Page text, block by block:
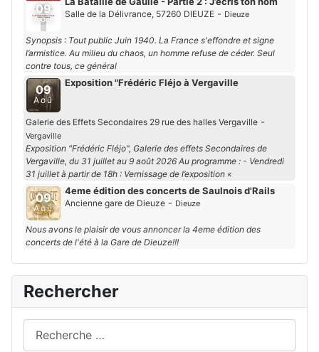
09
Aoû Salle de la Délivrance, 57260 DIEUZE - Dieuze
Synopsis : Tout public Juin 1940. La France s'effondre et signe
l’armistice. Au milieu du chaos, un homme refuse de céder. Seul
contre tous, ce général
09
Aoû
Exposition "Frédéric Fléjo à Vergaville
Galerie des Effets Secondaires 29 rue des halles Vergaville -
Vergaville
Exposition "Frédéric Fléjo", Galerie des effets Secondaires de
Vergaville, du 31 juillet au 9 août 2026 Au programme : - Vendredi
31 juillet à partir de 18h : Vernissage de l’exposition «
09
Aoû
4eme édition des concerts de Saulnois d'Rails
Ancienne gare de Dieuze - Dieuze
Nous avons le plaisir de vous annoncer la 4eme édition des
concerts de l'été à la Gare de Dieuze!!!
Rechercher